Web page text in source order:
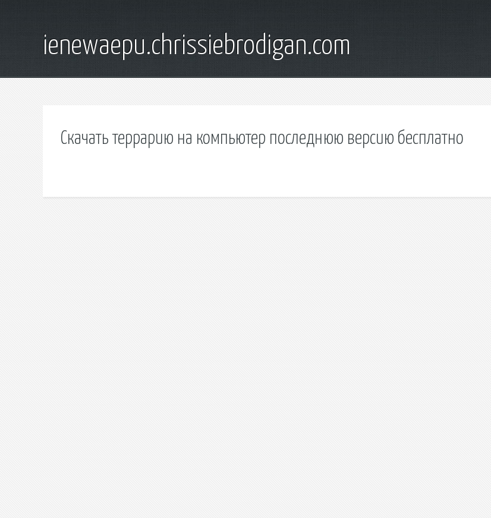
ienewaepu.chrissiebrodigan.com
Скачать террарию на компьютер последнюю версию бесплатно